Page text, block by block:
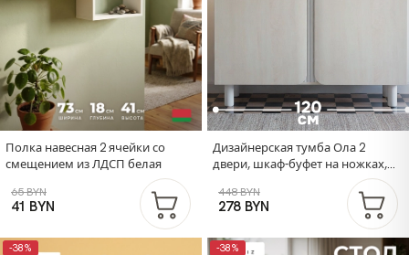
Полка навесная 2 ячейки со
смещением из ЛДСП белая
65 BYN
41 BYN
Дизайнерская тумба Ола 2
двери, шкаф-буфет на ножках,
120х40х75 см, ЛДСП/сосна
448 BYN
278 BYN
-38% -38%